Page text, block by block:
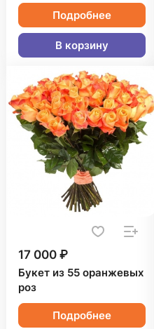
Подробнее
В корзину
17 000 ₽
Букет из 55 оранжевых
роз
Подробнее